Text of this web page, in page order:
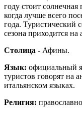
году стоит
когда лучше всего
года. Туристический
сезона приходится на
Столица - Афины.
Язык: официальный
туристов говорят на
итальянском языках.
Религия: